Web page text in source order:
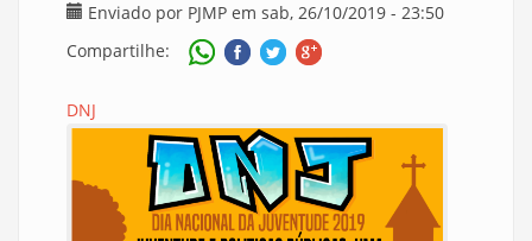
Enviado por PJMP em sab, 26/10/2019 - 23:50
Compartilhe:
DNJ